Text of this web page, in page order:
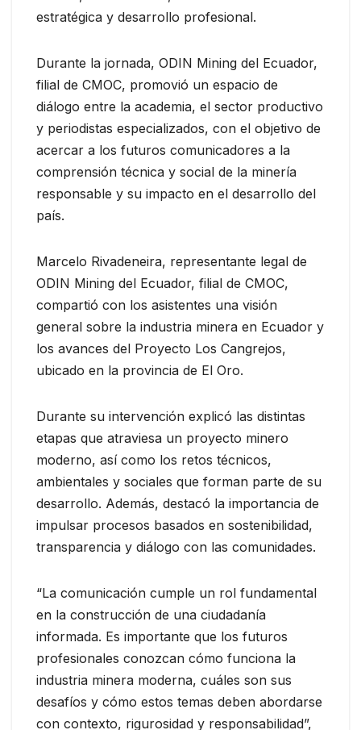
estratégica y desarrollo profesional.
Durante la jornada, ODIN Mining del Ecuador,
filial de CMOC, promovió un espacio de
diálogo entre la academia, el sector productivo
y periodistas especializados, con el objetivo de
acercar a los futuros comunicadores a la
comprensión técnica y social de la minería
responsable y su impacto en el desarrollo del
país.
Marcelo Rivadeneira, representante legal de
ODIN Mining del Ecuador, filial de CMOC,
compartió con los asistentes una visión
general sobre la industria minera en Ecuador y
los avances del Proyecto Los Cangrejos,
ubicado en la provincia de El Oro.
Durante su intervención explicó las distintas
etapas que atraviesa un proyecto minero
moderno, así como los retos técnicos,
ambientales y sociales que forman parte de su
desarrollo. Además, destacó la importancia de
impulsar procesos basados en sostenibilidad,
transparencia y diálogo con las comunidades.
“La comunicación cumple un rol fundamental
en la construcción de una ciudadanía
informada. Es importante que los futuros
profesionales conozcan cómo funciona la
industria minera moderna, cuáles son sus
desafíos y cómo estos temas deben abordarse
con contexto, rigurosidad y responsabilidad”,